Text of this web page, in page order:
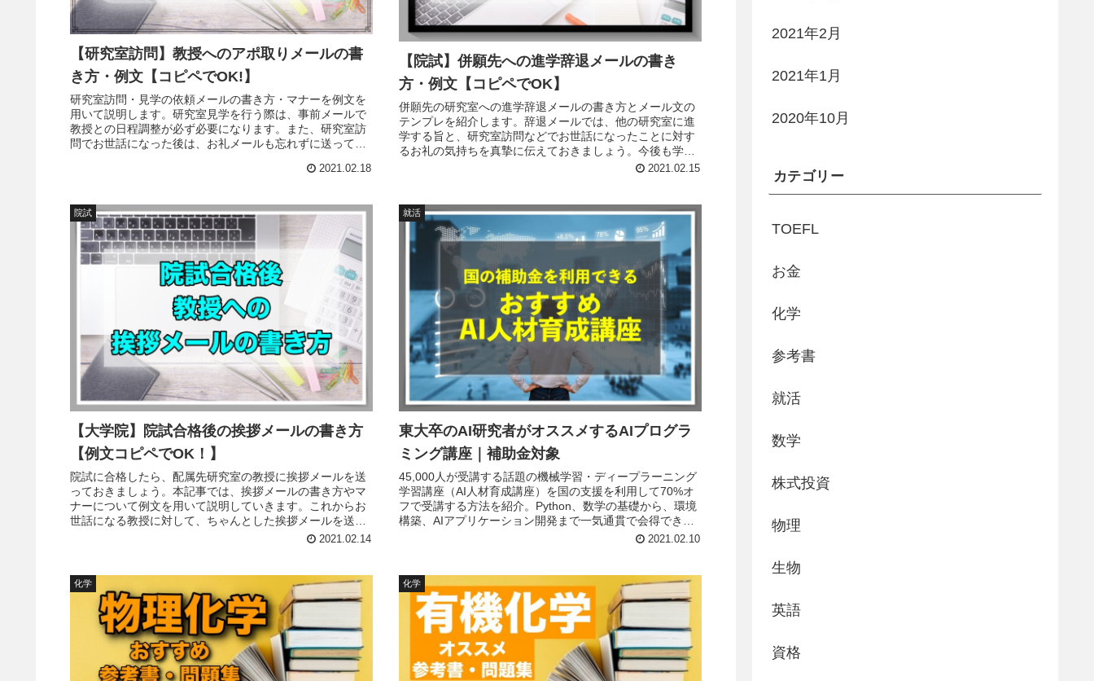
【研究室訪問】教授へのアポ取りメールの書
き方・例文【コピペでOK!】
研究室訪問・見学の依頼メールの書き方・マナーを例文を
用いて説明します。研究室見学を行う際は、事前メールで
教授との日程調整が必ず必要になります。また、研究室訪
問でお世話になった後は、お礼メールも忘れずに送ってお
2021.02.18
【院試】併願先への進学辞退メールの書き
方・例文【コピペでOK】
併願先の研究室への進学辞退メールの書き方とメール文の
テンプレを紹介します。辞退メールでは、他の研究室に進
学する旨と、研究室訪問などでお世話になったことに対す
るお礼の気持ちを真摯に伝えておきましょう。今後も学会
などでお世話になるかも知れないので、印象の良いメール
2021.02.15
院試
【大学院】院試合格後の挨拶メールの書き方
【例文コピペでOK！】
院試に合格したら、配属先研究室の教授に挨拶メールを送
っておきましょう。本記事では、挨拶メールの書き方やマ
ナーについて例文を用いて説明していきます。これからお
世話になる教授に対して、ちゃんとした挨拶メールを送っ
ておくことで、新しい研究生活を気持ちよくスタートさせ
2021.02.14
就活
東大卒のAI研究者がオススメするAIプログラ
ミング講座｜補助金対象
45,000人が受講する話題の機械学習・ディープラーニング
学習講座（AI人材育成講座）を国の支援を利用して70%オ
フで受講する方法を紹介。Python、数学の基礎から、環境
構築、AIアプリケーション開発まで一気通貫で会得できる
2021.02.10
化学 化学
2021年2月
2021年1月
2020年10月
カテゴリー
TOEFL
お金
化学
参考書
就活
数学
株式投資
物理
生物
英語
資格